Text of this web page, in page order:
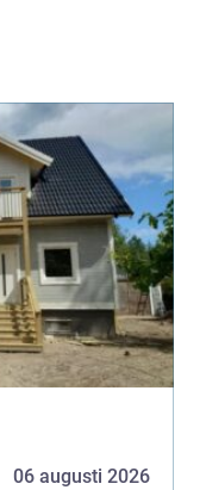
06 augusti 2026